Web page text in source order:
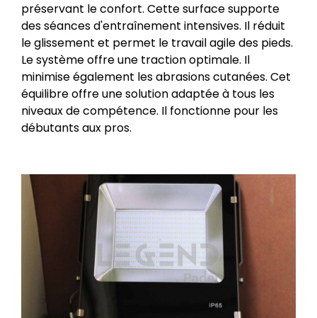
préservant le confort. Cette surface supporte
des séances d'entraînement intensives. Il réduit
le glissement et permet le travail agile des pieds.
Le système offre une traction optimale. Il
minimise également les abrasions cutanées. Cet
équilibre offre une solution adaptée à tous les
niveaux de compétence. Il fonctionne pour les
débutants aux pros.